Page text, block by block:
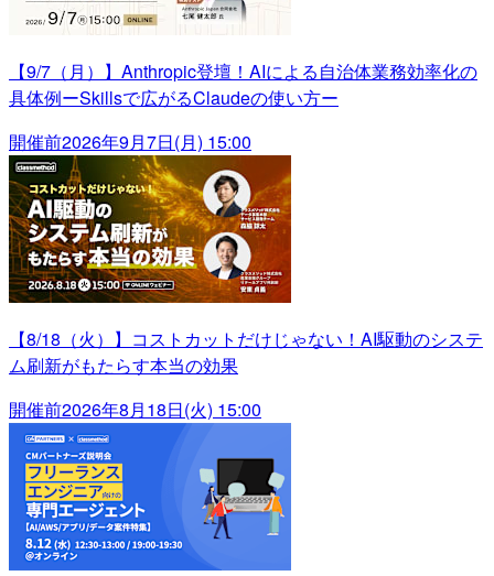
【9/7（月）】Anthropic登壇！AIによる自治体業務効率化の
具体例ーSkillsで広がるClaudeの使い方ー
開催前2026年9月7日(月) 15:00
【8/18（火）】コストカットだけじゃない！AI駆動のシステ
ム刷新がもたらす本当の効果
開催前2026年8月18日(火) 15:00